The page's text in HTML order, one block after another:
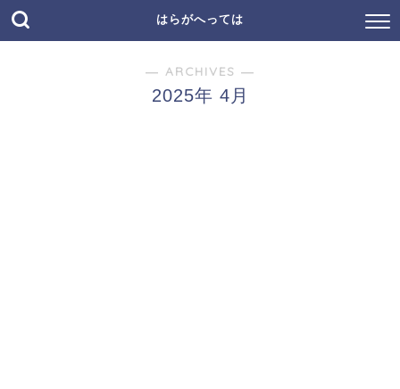
はらがへっては
― ARCHIVES ―
2025年 4月